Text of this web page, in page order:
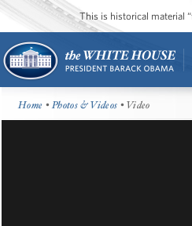
This is historical material
Home •Photos & Videos • Video